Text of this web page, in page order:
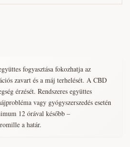
fogyasztása fokozhatja az
zavart és a máj terhelését. A CBD
érzését. Rendszeres együttes
vagy gyógyszerszedés esetén
12 órával később –
a határ.